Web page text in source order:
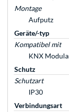
Montage
Aufputz
Geräte/-typ
Kompatibel mit
KNX
Schutz
Schutzart
IP30
Verbindungsart